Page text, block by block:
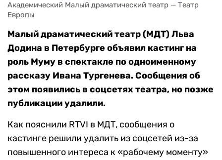
Академический Малый драматический театр — Театр
Европы
Малый драматический театр (МДТ) Льва
Додина в Петербурге объявил кастинг на
роль Муму в спектакле по одноименному
рассказу Ивана Тургенева. Сообщения об
этом появились в соцсетях театра, но позже
публикации удалили.
Как пояснили RTVI в МДТ, сообщения о
кастинге решили удалить из соцсетей из-за
повышенного интереса к «рабочему моменту»